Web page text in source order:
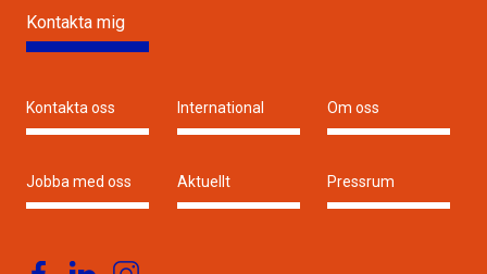
Kontakta mig
Kontakta oss International Om oss
Jobba med oss Aktuellt Pressrum